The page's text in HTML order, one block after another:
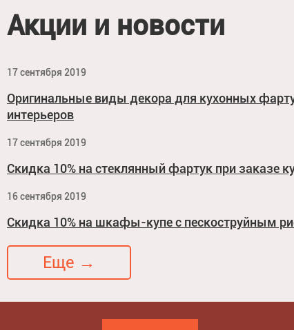
Акции и новости
17 сентября 2019
Оригинальные виды декора для кухонных
интерьеров
17 сентября 2019
Скидка 10% на стеклянный фартук при заказе
16 сентября 2019
Скидка 10% на шкафы-купе с пескоструйным
Еще →